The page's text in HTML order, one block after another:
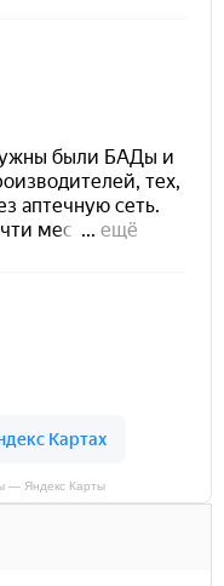
— Яндекс Карты